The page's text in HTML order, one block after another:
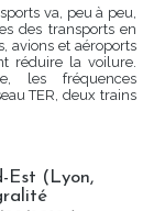
va, peu à peu,
des transports en
avions et aéroports
réduire la voilure.
les fréquences
TER, deux trains
Est (Lyon,